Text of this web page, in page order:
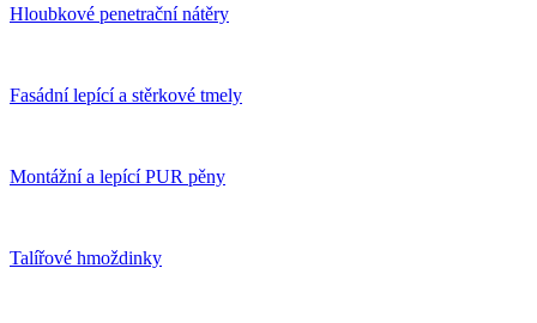
Hloubkové penetrační nátěry
Fasádní lepící a stěrkové tmely
Montážní a lepící PUR pěny
Talířové hmoždinky